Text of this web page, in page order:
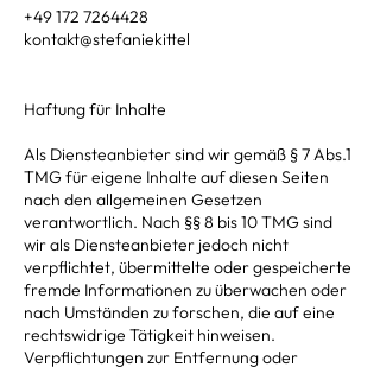
+49 172 7264428
kontakt@stefaniekittel
Haftung für Inhalte
Als Diensteanbieter sind wir gemäß § 7 Abs.1
TMG für eigene Inhalte auf diesen Seiten
nach den allgemeinen Gesetzen
verantwortlich. Nach §§ 8 bis 10 TMG sind
wir als Diensteanbieter jedoch nicht
verpflichtet, übermittelte oder gespeicherte
fremde Informationen zu überwachen oder
nach Umständen zu forschen, die auf eine
rechtswidrige Tätigkeit hinweisen.
Verpflichtungen zur Entfernung oder